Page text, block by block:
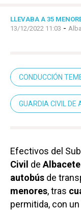
LLEVABA A 35
13/12/2022 11:03 -
CONDUCCIÓN
GUARDIA CIVIL DE
Efectivos del
Civil de Albacete
autobús de
menores, tras
permitida, con